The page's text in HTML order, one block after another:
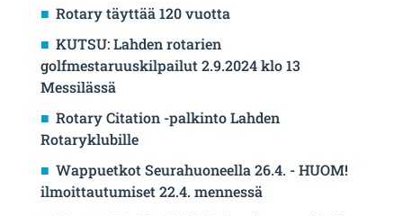
Rotary täyttää 120 vuotta
KUTSU: Lahden rotarien
golfmestaruuskilpailut 2.9.2024 klo 13
Messilässä
Rotary Citation -palkinto Lahden
Rotaryklubille
Wappuetkot Seurahuoneella 26.4. - HUOM!
ilmoittautumiset 22.4. mennessä